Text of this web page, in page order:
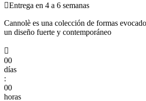
Entrega en 4 a 6 semanas
Cannolè es una colección de formas
un diseño fuerte y contemporáneo

00
días
:
00
horas